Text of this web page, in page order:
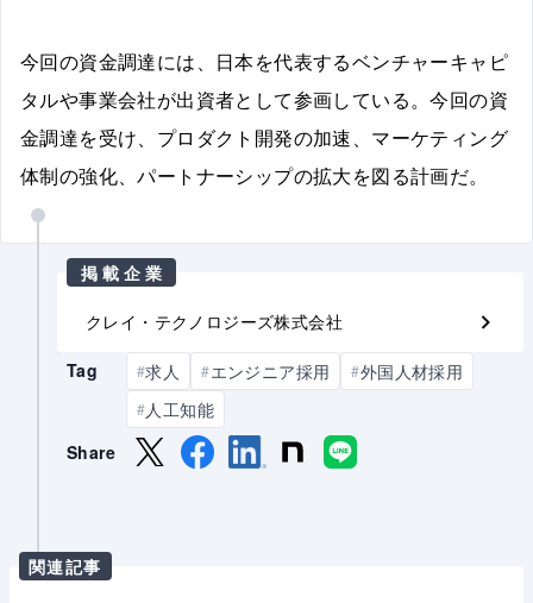
今回の資金調達には、日本を代表するベンチャーキャピ
タルや事業会社が出資者として参画している。今回の資
金調達を受け、プロダクト開発の加速、マーケティング
体制の強化、パートナーシップの拡大を図る計画だ。
掲載企業
クレイ・テクノロジーズ株式会社
Tag #求人 #エンジニア採用 #外国人材採用
#人工知能
Share
関連記事